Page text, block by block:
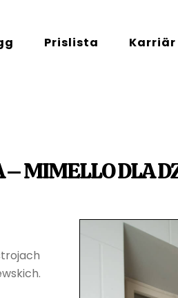
Prislista Karriär
MIMELLO DLA